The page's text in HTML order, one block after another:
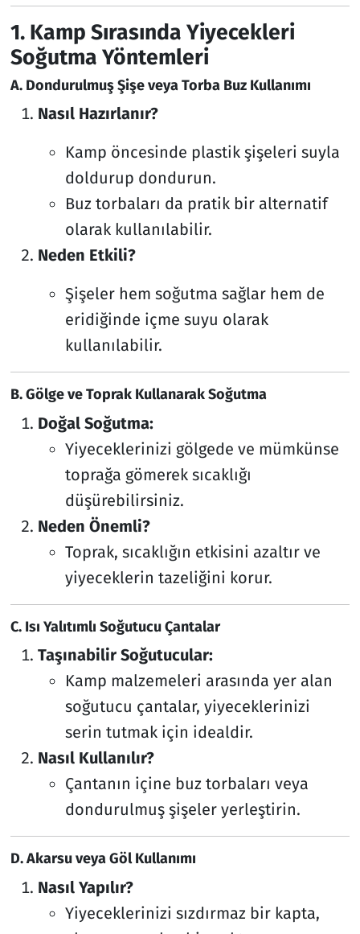
1. Kamp Sırasında Yiyecekleri
Soğutma Yöntemleri
A. Dondurulmuş Şişe veya Torba Buz Kullanımı
Nasıl Hazırlanır?
Kamp öncesinde plastik şişeleri suyla
doldurup dondurun.
Buz torbaları da pratik bir alternatif
olarak kullanılabilir.
Neden Etkili?
Şişeler hem soğutma sağlar hem de
eridiğinde içme suyu olarak
kullanılabilir.
B. Gölge ve Toprak Kullanarak Soğutma
Doğal Soğutma:
Yiyeceklerinizi gölgede ve mümkünse
toprağa gömerek sıcaklığı
düşürebilirsiniz.
Neden Önemli?
Toprak, sıcaklığın etkisini azaltır ve
yiyeceklerin tazeliğini korur.
C. Isı Yalıtımlı Soğutucu Çantalar
Taşınabilir Soğutucular:
Kamp malzemeleri arasında yer alan
soğutucu çantalar, yiyeceklerinizi
serin tutmak için idealdir.
Nasıl Kullanılır?
Çantanın içine buz torbaları veya
dondurulmuş şişeler yerleştirin.
D. Akarsu veya Göl Kullanımı
Nasıl Yapılır?
Yiyeceklerinizi sızdırmaz bir kapta,